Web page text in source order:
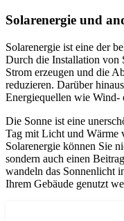
Solarenergie und
Solarenergie ist eine der
Durch die Installation von
Strom erzeugen und die
reduzieren. Darüber
Energiequellen wie Wind-
Die Sonne ist eine
Tag mit Licht und Wärme
Solarenergie können Sie
sondern auch einen
wandeln das Sonnenlicht
Ihrem Gebäude genutzt